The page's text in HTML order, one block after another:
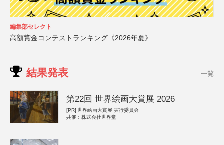
編集部セレクト
高額賞金コンテストランキング《2026年夏》
結果発表 一覧
第22回 世界絵画大賞展 2026
[PR] 世界絵画大賞展 実行委員会
共催：株式会社世界堂